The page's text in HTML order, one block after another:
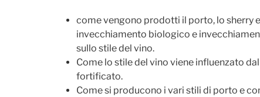
come vengono prodotti il porto, lo sherry
invecchiamento biologico e
sullo stile del vino.
Come lo stile del vino viene influenzato
fortificato.
Come si producono i vari stili di porto e